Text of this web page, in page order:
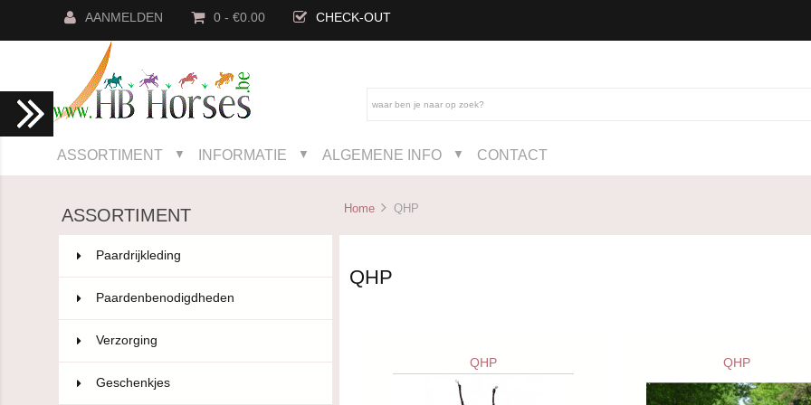
AANMELDEN 0 - €0.00 CHECK-OUT
ASSORTIMENT ▼ INFORMATIE ▼ ALGEMENE INFO ▼ CONTACT
ASSORTIMENT
Paardrijkleding
Paardenbenodigdheden
Verzorging
Geschenkjes
Home QHP
QHP
QHP QHP